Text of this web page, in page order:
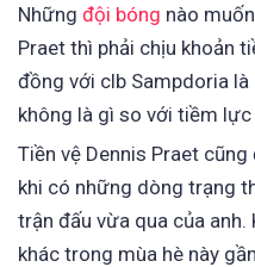
Những đội bóng nào
Praet thì phải chịu khoản
đồng với clb Sampdoria
không là gì so với tiềm
Tiền vệ Dennis Praet
khi có những dòng trạng
trận đấu vừa qua của anh.
khác trong mùa hè này